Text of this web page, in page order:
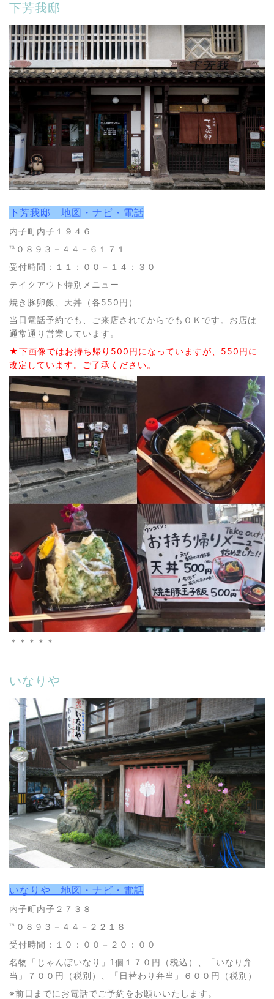
下芳我邸
下芳我邸 地図・ナビ・電話
内子町内子１９４６
℡０８９３－４４－６１７１
受付時間：１１：００－１４：３０
テイクアウト特別メニュー
焼き豚卵飯、天丼（各550円）
当日電話予約でも、ご来店されてからでもＯＫです。お店は
通常通り営業しています。
★下画像ではお持ち帰り500円になっていますが、550円に
改定しています。ご了承ください。
＊＊＊＊＊
いなりや
いなりや 地図・ナビ・電話
内子町内子２７３８
℡０８９３－４４－２２１８
受付時間：１０：００－２０：００
名物「じゃんぼいなり」1個１７０円（税込）、「いなり弁
当」７００円（税別）、「日替わり弁当」６００円（税別）
※前日までにお電話でご予約をお願いいたします。